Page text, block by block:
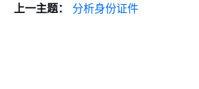
上一主题：
分析身份证件